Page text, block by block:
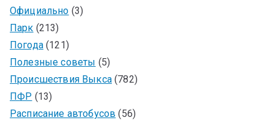
Официально (3)
Парк (213)
Погода(121)
Полезные советы (5)
Происшествия Выкса(782)
ПФР (13)
Расписание автобусов (56)